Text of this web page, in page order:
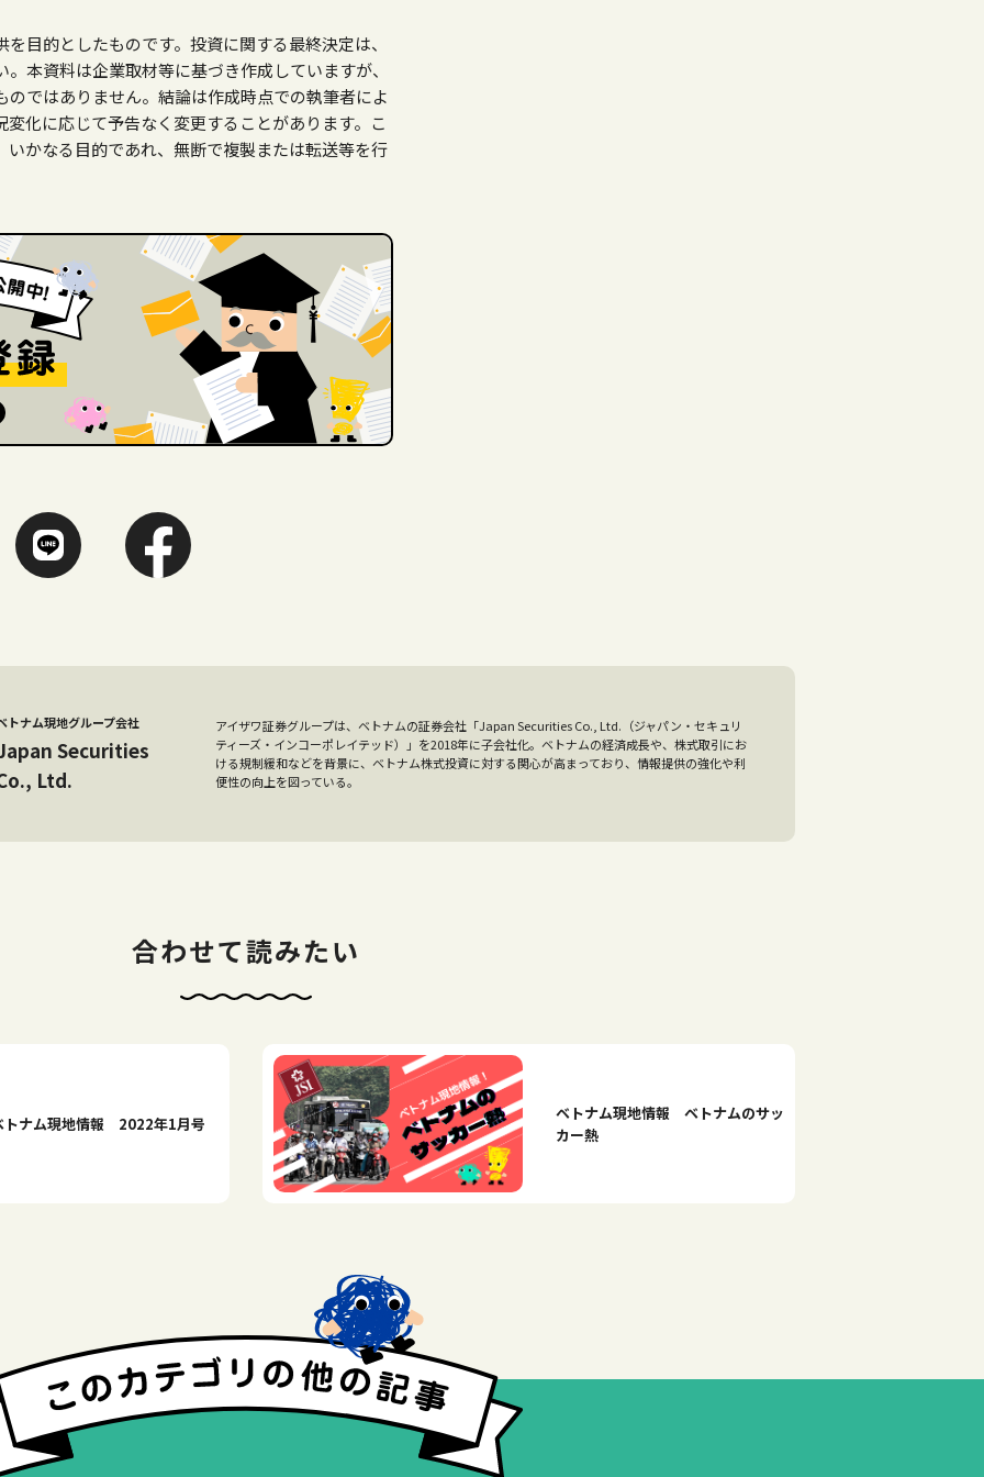
目的としたものです。投資に関する最終決定は、
本資料は企業取材等に基づき作成していますが、
ではありません。結論は作成時点での執筆者によ
化に応じて予告なく変更することがあります。こ
かなる目的であれ、無断で複製または転送等を行
トナム現地グループ会社
Securities
Ltd.
アイザワ証券グループは、ベトナムの証券会社「Japan Securities Co., Ltd.（ジャパン・セキュリ
ティーズ・インコーポレイテッド）」を2018年に子会社化。ベトナムの経済成長や、株式取引にお
ける規制緩和などを背景に、ベトナム株式投資に対する関心が高まっており、情報提供の強化や利
便性の向上を図っている。
合わせて読みたい
トナム現地情報 2022年1月号
ベトナム現地情報 ベトナムのサッ
カー熱